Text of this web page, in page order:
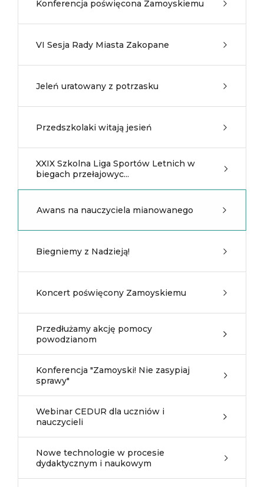
Konferencja poświęcona Zamoyskiemu
VI Sesja Rady Miasta Zakopane
Jeleń uratowany z potrzasku
Przedszkolaki witają jesień
XXIX Szkolna Liga Sportów Letnich w
biegach przełajowyc...
Awans na nauczyciela mianowanego
Biegniemy z Nadzieją!
Koncert poświęcony Zamoyskiemu
Przedłużamy akcję pomocy
powodzianom
Konferencja "Zamoyski! Nie zasypiaj
sprawy"
Webinar CEDUR dla uczniów i
nauczycieli
Nowe technologie w procesie
dydaktycznym i naukowym